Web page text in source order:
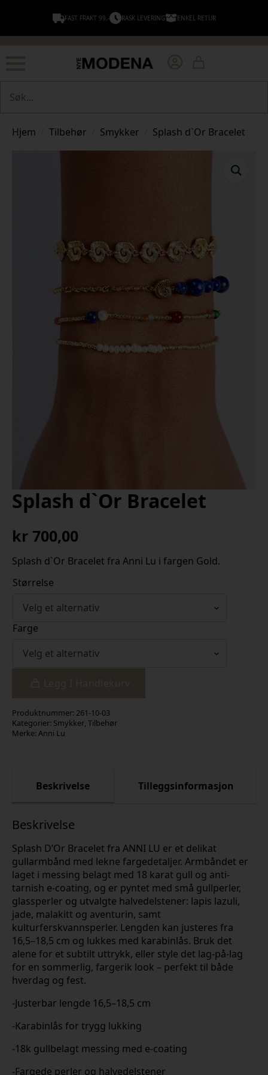
FAST FRAKT 99,- RASK LEVERING ENKEL RETUR
Hjem Tilbehør Smykker Splash d`Or Bracelet
Splash d`Or Bracelet
kr 700,00
Splash d`Or Bracelet fra Anni Lu i fargen Gold.
Størrelse
Farge
Produktnummer: 261-10-03
Kategorier: Smykker, Tilbehør
Merke: Anni Lu
Beskrivelse Tilleggsinformasjon
Beskrivelse
Splash D’Or Bracelet fra ANNI LU er et delikat
gullarmbånd med lekne fargedetaljer. Armbåndet er
laget i messing belagt med 18 karat gull og anti-
tarnish e-coating, og er pyntet med små gullperler,
glassperler og utvalgte halvedelstener: lapis lazuli,
jade, malakitt og aventurin, samt
kulturferskvannsperler. Lengden kan justeres fra
16,5–18,5 cm og lukkes med karabinlås. Bruk det
alene for et subtilt uttrykk, eller style det lag-på-lag
for en sommerlig, fargerik look – perfekt til både
hverdag og fest.
-Justerbar lengde 16,5–18,5 cm
-Karabinlås for trygg lukking
-18k gullbelagt messing med e-coating
-Fargede perler og halvedelstener